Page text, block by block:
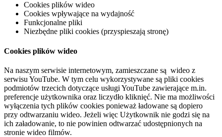
Cookies plików wideo
Cookies wpływające na wydajność
Funkcjonalne pliki
Niezbędne pliki cookies (przyspieszają stronę)
Cookies plików wideo
Na naszym serwisie internetowym, zamieszczane są wideo z
serwisu YouTube. W tym celu wykorzystywane są pliki cookies
podmiotów trzecich dotyczące usługi YouTube zawierające m.in.
preferencje użytkownika oraz liczydło kliknięć. Nie ma możliwości
wyłączenia tych plików cookies ponieważ ładowane są dopiero
przy odtwarzaniu wideo. Jeżeli więc Użytkownik nie godzi się na
ich załadowanie, to nie powinien odtwarzać udostępnionych na
stronie wideo filmów.